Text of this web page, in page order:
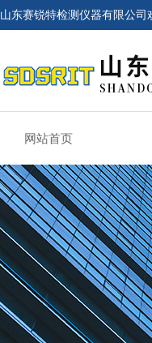
山东赛锐特检测仪器有限公司
网站首页